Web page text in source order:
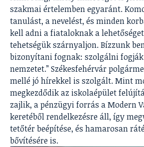
szakmai értelemben egyaránt.
tanulást, a nevelést, és minden
kell adni a fiataloknak a
tehetségük szárnyaljon. Bízzunk
bizonyítani fognak: szolgálni fogják
nemzetet.” Székesfehérvár
mellé jó hírekkel is szolgált. Mint
megkezdődik az iskolaépület
zajlik, a pénzügyi forrás a Modern
keretéből rendelkezésre áll, így
tetőtér beépítése, és hamarosan
bővítésére is.